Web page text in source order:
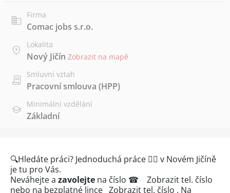
Firma
Comac jobs s.r.o.
Lokalita
Nový Jičín Zobrazit na mapě
Smluvní vztah
Pracovní smlouva (HPP)
Minimální vzdělání
Základní
🔍Hledáte práci? Jednoduchá práce 👷‍♀️ v Novém Jičíně
je tu pro Vás.
Neváhejte a zavolejte na číslo ☎ Zobrazit tel. číslo
nebo na bezplatné lince Zobrazit tel. číslo . Na